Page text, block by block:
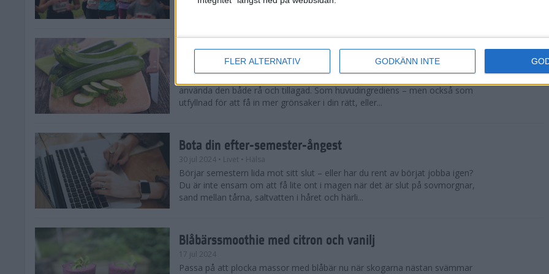
FLER ALTERNATIV GODKÄNN INTE
tips både till dig som satsar på ett rejält pers och t...
Enkla och goda zucchinirecept
• Livet• Recept
använda den både rå och tillagad. Som huvudingrediens – men också som
utfyllnad för att få in mer grönsaker i din rätt, eller...
Bota din efter-semester-ångest
30 jul 2024 • Livet • Hälsa
Börjar semestern lida mot sitt slut – eller har du rent av börjat jobba igen?
Du är inte ensam om att få lite ont i magen när det är slut på sovmorgnar,
sand mellan tårna, saltvatten i håret och härli...
Blåbärssmoothie med citron och vanilj
17 jul 2024
Passa på att plocka massor med blåbär nu när skogarna nästan svämmar